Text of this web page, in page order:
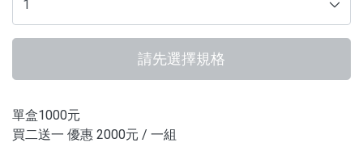
請先選擇規格
單盒1000元
買二送一 優惠 2000元 / 一組